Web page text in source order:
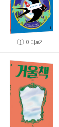
미리보기